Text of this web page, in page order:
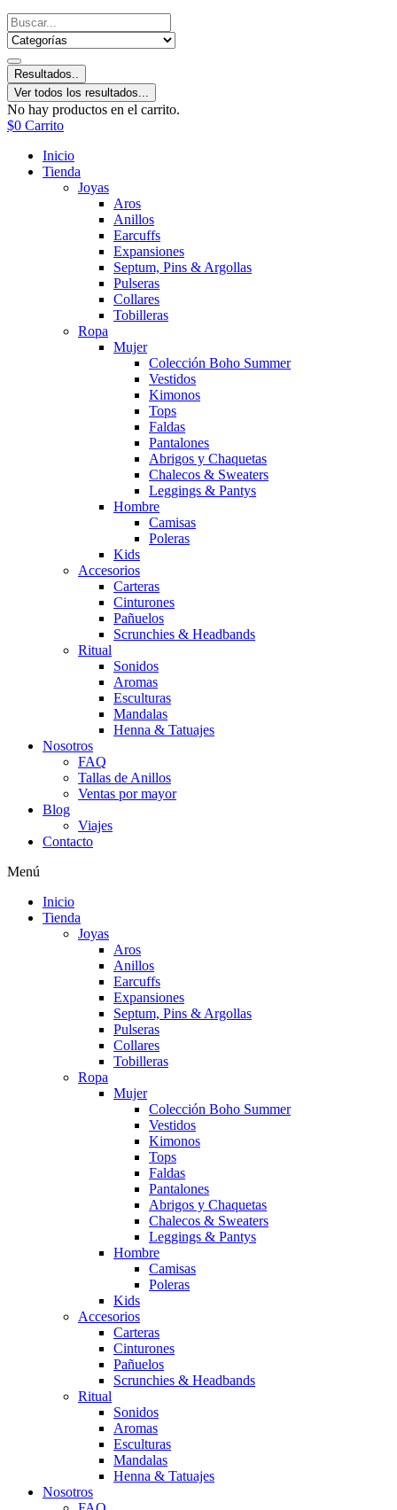
Resultados..
Ver todos los resultados...
No hay productos en el carrito.
$0 Carrito
Inicio
Tienda
Joyas
Aros
Anillos
Earcuffs
Expansiones
Septum, Pins & Argollas
Pulseras
Collares
Tobilleras
Ropa
Mujer
Colección Boho Summer
Vestidos
Kimonos
Tops
Faldas
Pantalones
Abrigos y Chaquetas
Chalecos & Sweaters
Leggings & Pantys
Hombre
Camisas
Poleras
Kids
Accesorios
Carteras
Cinturones
Pañuelos
Scrunchies & Headbands
Ritual
Sonidos
Aromas
Esculturas
Mandalas
Henna & Tatuajes
Nosotros
FAQ
Tallas de Anillos
Ventas por mayor
Blog
Viajes
Contacto
Menú
Inicio
Tienda
Joyas
Aros
Anillos
Earcuffs
Expansiones
Septum, Pins & Argollas
Pulseras
Collares
Tobilleras
Ropa
Mujer
Colección Boho Summer
Vestidos
Kimonos
Tops
Faldas
Pantalones
Abrigos y Chaquetas
Chalecos & Sweaters
Leggings & Pantys
Hombre
Camisas
Poleras
Kids
Accesorios
Carteras
Cinturones
Pañuelos
Scrunchies & Headbands
Ritual
Sonidos
Aromas
Esculturas
Mandalas
Henna & Tatuajes
Nosotros